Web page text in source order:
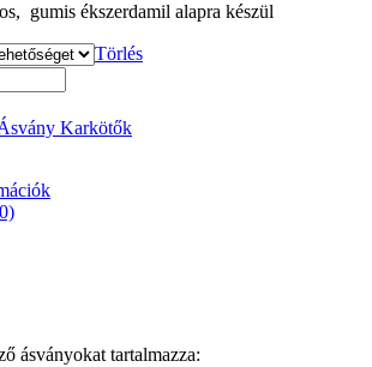
gumis ékszerdamil alapra készül
Törlés
Karkötők
ásványokat tartalmazza: